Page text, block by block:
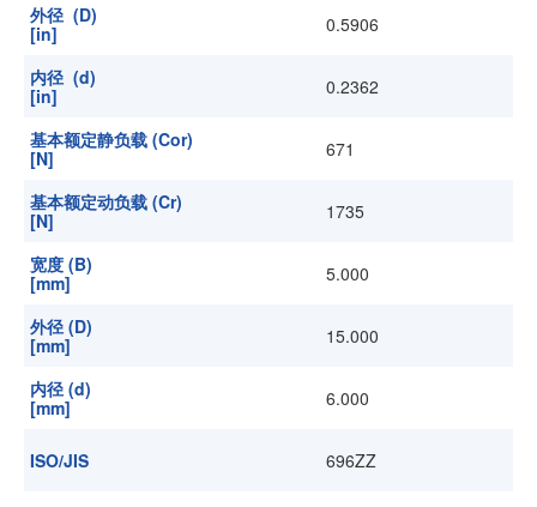
外径 (D)
[in]
0.5906
内径 (d)
[in]
0.2362
基本额定静负载 (Cor)
[N]
671
基本额定动负载 (Cr)
[N]
1735
宽度 (B)
[mm]
5.000
外径 (D)
[mm]
15.000
内径 (d)
[mm]
6.000
ISO/JIS 696ZZ